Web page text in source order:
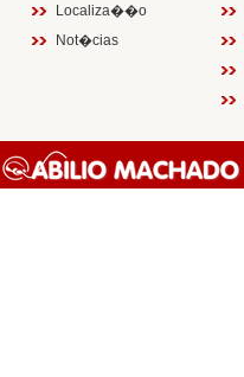
Localiza��o
Not�cias